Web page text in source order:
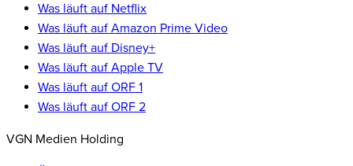
Was läuft auf Netflix
Was läuft auf Amazon Prime Video
Was läuft auf Disney+
Was läuft auf Apple TV
Was läuft auf ORF 1
Was läuft auf ORF 2
VGN Medien Holding